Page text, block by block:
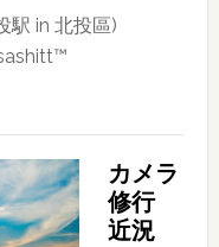
駅 in 北投區)
カメラ
修行
近況